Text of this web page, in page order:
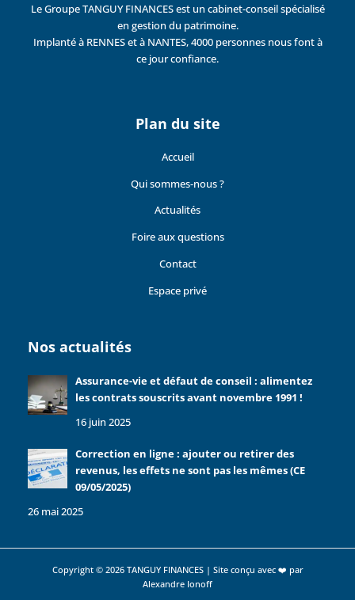
Le Groupe TANGUY FINANCES est un cabinet-conseil spécialisé
en gestion du patrimoine.
Implanté à RENNES et à NANTES, 4000 personnes nous font à
ce jour confiance.
Plan du site
Accueil
Qui sommes-nous ?
Actualités
Foire aux questions
Contact
Espace privé
Nos actualités
Assurance-vie et défaut de conseil : alimentez
les contrats souscrits avant novembre 1991 !
16 juin 2025
Correction en ligne : ajouter ou retirer des
revenus, les effets ne sont pas les mêmes (CE
09/05/2025)
26 mai 2025
Copyright © 2026 TANGUY FINANCES | Site conçu avec ❤️ par
Alexandre Ionoff